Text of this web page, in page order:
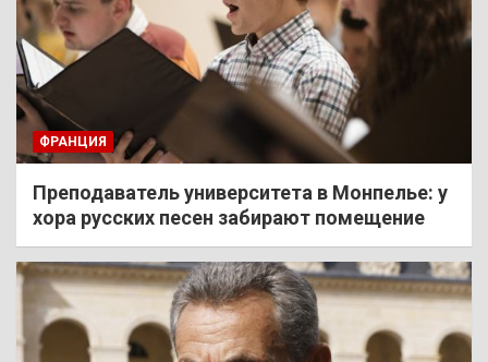
ФРАНЦИЯ
Преподаватель университета в Монпелье: у
хора русских песен забирают помещение